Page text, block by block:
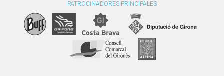
PATROCINADORES PRINCIPALES